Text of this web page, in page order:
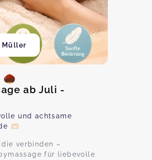
Müller
🌰
ab Juli -
und achtsame
🫶🏻
die verbinden –
für liebevolle